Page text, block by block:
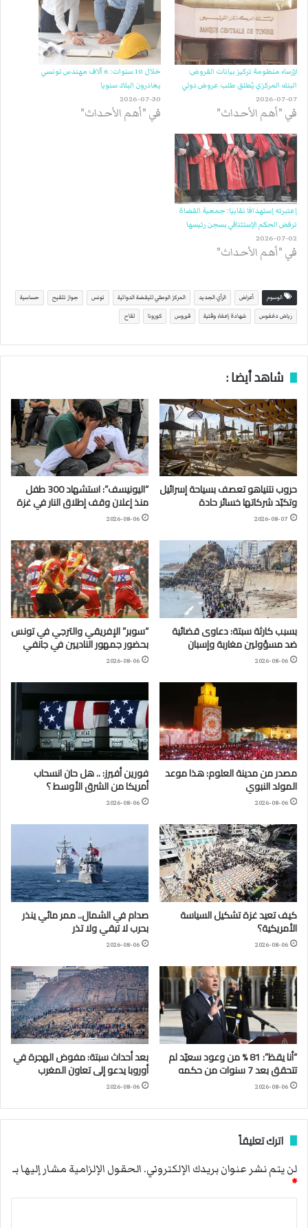
لإرساء منظومة تركيز بيانات القروض:
البنك المركزي يُطلق طلب عروض دولي
2026-07-07
في "أهم الأحداث"
خلال 10 سنوات: 6 آلاف مهندس تونسي
يغادرون البلاد سنويا
2026-07-30
في "أهم الأحداث"
إعتبرته إستهدافا نقابيا: جمعية القضاة
ترفض الحكم الإستئنافي بسجن رئيسها
2026-07-02
في "أهم الأحداث"
الوسوم أعراض الرأي الجديد المركز الوطني لليقضة الدوائية تونس جواز تلقيح حساسية
رياض دغفوس شهادة إعفاء وقتية فيروس كورونا لقاح
شاهد أيضا :
حروب نتنياهو تعصف بسياحة إسرائيل
وتكبّد شركاتها خسائر حادة
2026-08-07
“اليونيسف”: استشهاد 300 طفل
منذ إعلان وقف إطلاق النار في غزة
2026-08-06
بسبب كارثة سبتة: دعاوى قضائية
ضد مسؤولين مغاربة وإسبان
2026-08-06
“سوبر” الإفريقي والترجي في تونس
بحضور جمهور الناديين في جانفي
2026-08-06
مصدر من مدينة العلوم: هذا موعد
المولد النبوي
2026-08-06
فورين أفيرز: .. هل حان انسحاب
أمريكا من الشرق الأوسط ؟
2026-08-06
كيف تعيد غزة تشكيل السياسة
الأمريكية؟
2026-08-06
صدام في الشمال.. ممر مائي ينذر
بحرب لا تبقي ولا تذر
2026-08-06
“أنا يقظ”: 81 % من وعود سعيّد لم
تتحقق بعد 7 سنوات من حكمه
2026-08-06
بعد أحداث سبتة: مفوض الهجرة في
أوروبا يدعو إلى تعاون المغرب
2026-08-06
اترك تعليقاً
لن يتم نشر عنوان بريدك الإلكتروني. الحقول الإلزامية مشار إليها بـ
*